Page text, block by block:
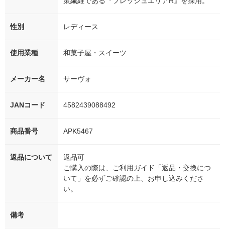
性別 レディース
使用業種 和菓子屋・スイーツ
メーカー名 サーヴォ
JANコード 4582439088492
商品番号 APK5467
返品について
返品可
ご購入の際は、ご利用ガイド「返品・交換につ
いて」を必ずご確認の上、お申し込みくださ
い。
備考